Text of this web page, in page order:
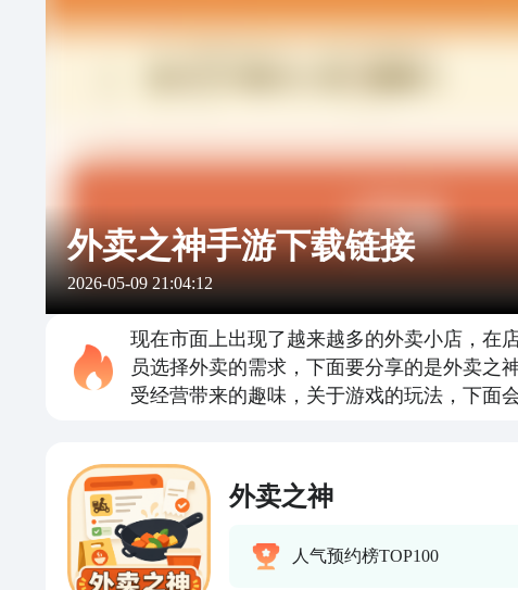
外卖之神手游下载链接
2026-05-09 21:04:12
现在市面上出现了越来越多的外卖小店，在
员选择外卖的需求，下面要分享的是外卖之
受经营带来的趣味，关于游戏的玩法，下面
外卖之神
人气预约榜TOP100